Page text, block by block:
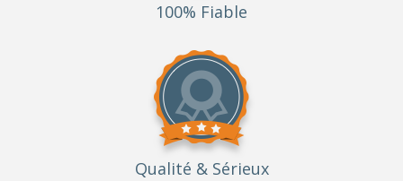
100% Fiable
Qualité & Sérieux